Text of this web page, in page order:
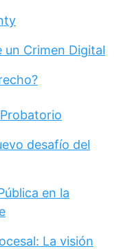
un Crimen Digital
desafío del
en la
La visión